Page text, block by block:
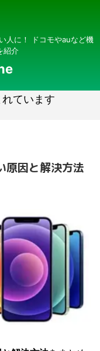
人に！ ドコモやauなど機
紹介
ています
原因と解決方法